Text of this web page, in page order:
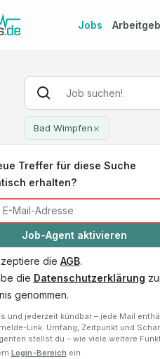
Jobs
Bad Wimpfen×
Treffer für diese Suche
erhalten?
Job-Agent aktivieren
die AGB.
die Datenschutzerklärung
genommen.
und jederzeit kündbar – jede Mail
Link. Umfang, Zeitpunkt und
stellst du – wie viele weitere
Login-Bereich ein.